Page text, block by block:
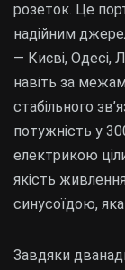
розеток. Це
надійним
— Києві, Одесі,
навіть за
стабільного
потужність у
електрикою
якість
синусоїдою, яка
Завдяки